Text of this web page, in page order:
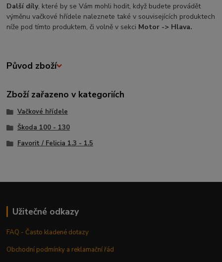
Další díly, které by se Vám mohli hodit, když budete provádět
výměnu vačkové hřídele naleznete také v souvisejících produktech
níže pod tímto produktem, či volně v sekci Motor -> Hlava.
Původ zboží
Zboží zařazeno v kategoriích
Vačkové hřídele
Škoda 100 - 130
Favorit / Felicia 1.3 - 1.5
Užitečné odkazy
FAQ - Často kladené dotazy
Obchodní podmínky a reklamační řád